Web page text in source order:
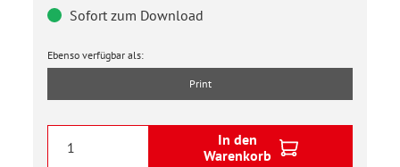
Sofort zum Download
Ebenso verfügbar als:
Print
In den
Warenkorb